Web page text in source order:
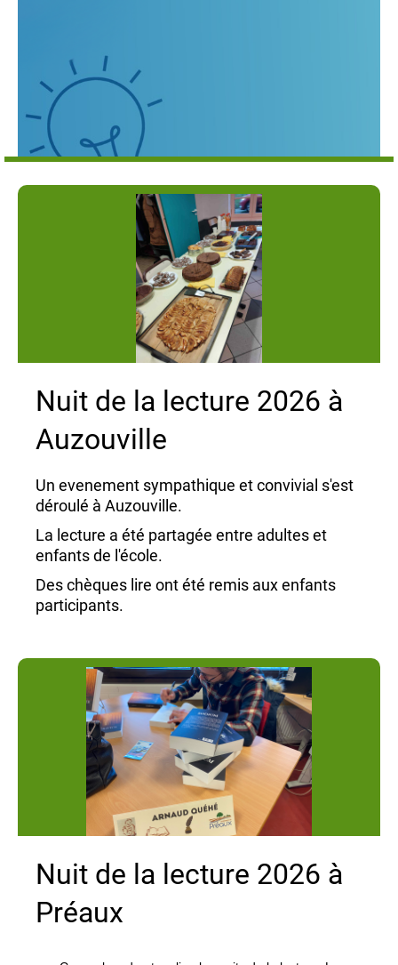
Nuit de la lecture 2026 à
Auzouville
Un evenement sympathique et convivial s'est
déroulé à Auzouville.
La lecture a été partagée entre adultes et
enfants de l'école.
Des chèques lire ont été remis aux enfants
participants.
et aux petits champions de la lecture de l'école
d'Auzouville.
Nuit de la lecture 2026 à
Préaux